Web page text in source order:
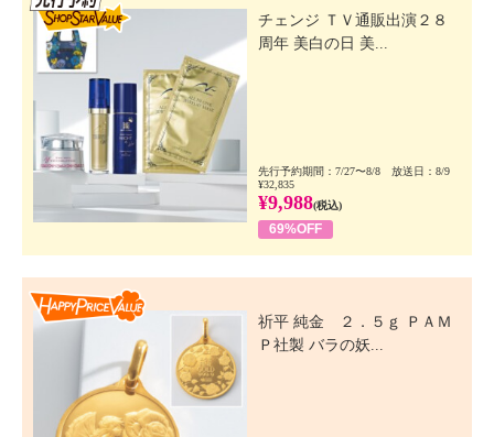
チェンジ ＴＶ通販出演２８
周年 美白の日 美...
先行予約期間：7/27〜8/8 放送日：8/9
¥32,835
¥9,988(税込)
69%OFF
祈平 純金 ２．５ｇ ＰＡＭ
Ｐ社製 バラの妖...